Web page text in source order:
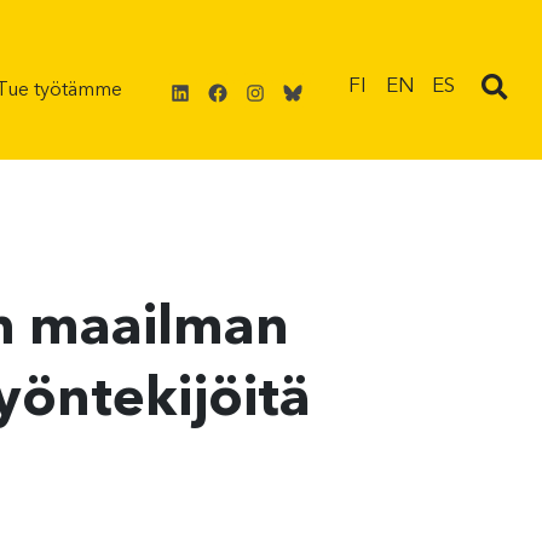
työtämme LinkedIn
Facebook
Instagram
Bluesky
FI EN ES
maailman